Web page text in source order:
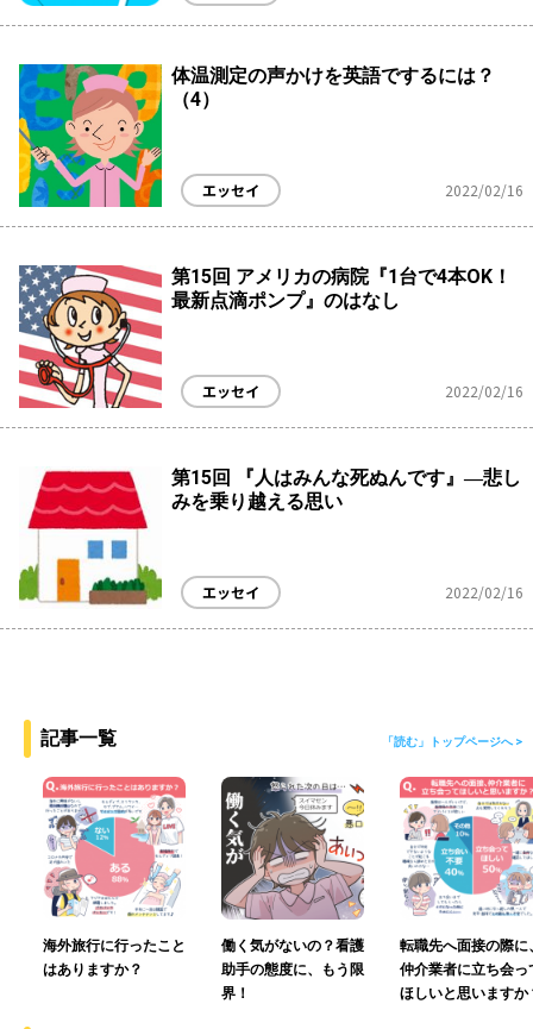
体温測定の声かけを英語でするには？
（4）
エッセイ 2022/02/16
第15回 アメリカの病院『1台で4本OK！
最新点滴ポンプ』のはなし
エッセイ 2022/02/16
第15回 『人はみんな死ぬんです』―悲し
みを乗り越える思い
エッセイ 2022/02/16
記事一覧 「読む」トップページへ >
海外旅行に行ったこと
はありますか？
働く気がないの？看護
助手の態度に、もう限
界！
転職先へ面接の際に
仲介業者に立ち会っ
ほしいと思いますか